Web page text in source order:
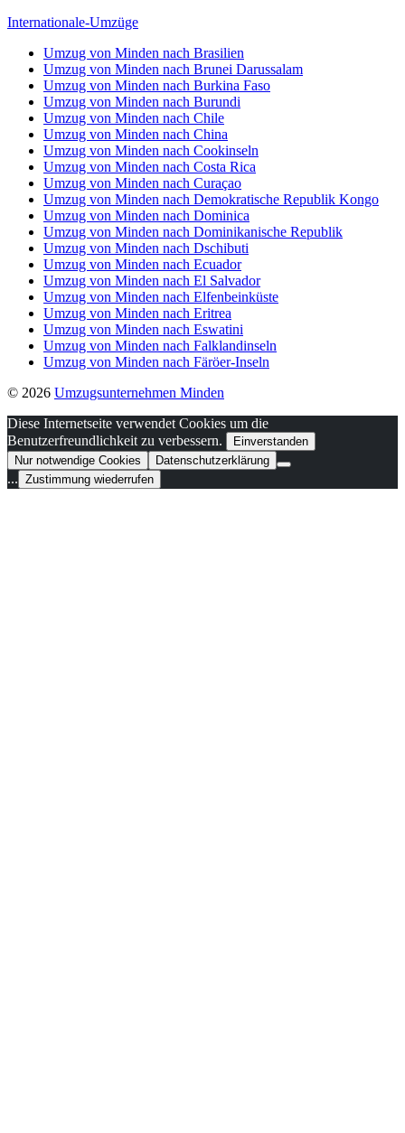
Internationale-Umzüge
Umzug von Minden nach Brasilien
Umzug von Minden nach Brunei Darussalam
Umzug von Minden nach Burkina Faso
Umzug von Minden nach Burundi
Umzug von Minden nach Chile
Umzug von Minden nach China
Umzug von Minden nach Cookinseln
Umzug von Minden nach Costa Rica
Umzug von Minden nach Curaçao
Umzug von Minden nach Demokratische Republik Kongo
Umzug von Minden nach Dominica
Umzug von Minden nach Dominikanische Republik
Umzug von Minden nach Dschibuti
Umzug von Minden nach Ecuador
Umzug von Minden nach El Salvador
Umzug von Minden nach Elfenbeinküste
Umzug von Minden nach Eritrea
Umzug von Minden nach Eswatini
Umzug von Minden nach Falklandinseln
Umzug von Minden nach Färöer-Inseln
© 2026 Umzugsunternehmen Minden
Diese Internetseite verwendet Cookies um die
Benutzerfreundlichkeit zu verbessern.
Einverstanden
Nur notwendige Cookies
Datenschutzerklärung
... Zustimmung wiederrufen